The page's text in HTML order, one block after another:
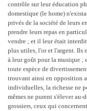
contrôle sur leur éducation
domestique (le home)
privés de la société de leurs
prendre leurs repas en
vendre ; et il leur était interdit
plus utiles, l'or et l'argent. Ils
à leur goût pour la musique ;
toute espèce de
trouvant ainsi en opposition
individuelles, la richesse ne
mêmes ne purent s'élever
grossiers, ceux qui